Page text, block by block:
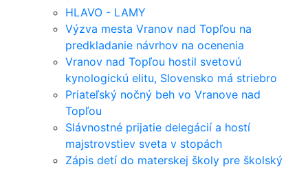
HLAVO - LAMY
Výzva mesta Vranov nad Topľou na
predkladanie návrhov na ocenenia
Vranov nad Topľou hostil svetovú
kynologickú elitu, Slovensko má striebro
Priateľský nočný beh vo Vranove nad
Topľou
Slávnostné prijatie delegácií a hostí
majstrovstiev sveta v stopách
Zápis detí do materskej školy pre školský